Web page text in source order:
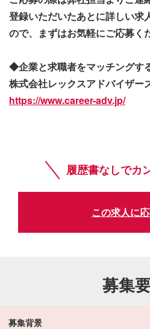
登録いただいたあとに詳しい求
ので、まずはお気軽にご応募く
◆企業と求職者をマッチングす
株式会社レックスアドバイザー
https://www.career-adv.jp/
履歴書なしでカ
この求人に
募集
募集背景